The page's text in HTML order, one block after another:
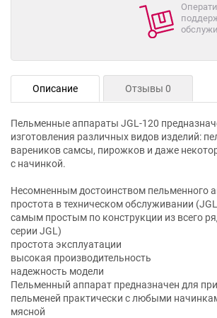
Описание Отзывы 0
Пельменные аппараты JGL-120
изготовления различных видов изделий:
вареников самсы, пирожков и даже
с начинкой.
Несомненным достоинством пельменного
простота в техническом обслуживании
самым простым по конструкции из всего
серии JGL)
простота эксплуатации
высокая производительность
надежность модели
Пельменный аппарат предназначен для
пельменей практически с любыми
мясной